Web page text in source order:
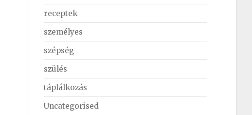
receptek
személyes
szépség
szülés
táplálkozás
Uncategorised